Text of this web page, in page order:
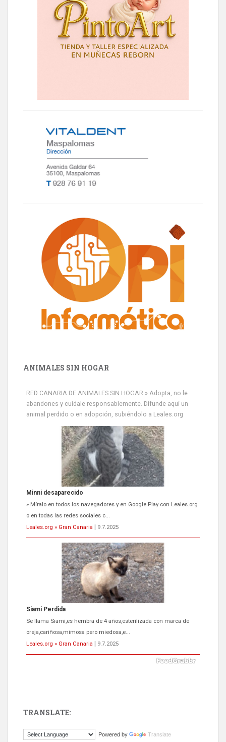
ANIMALES SIN HOGAR
RED CANARIA DE ANIMALES SIN HOGAR » Adopta, no le
abandones y cuídale responsablemente. Difunde aquí un
animal perdido o en adopción, subiéndolo a Leales.org
Minni desaparecido
» Míralo en todos los navegadores y en Google Play con Leales.org
o en todas las redes sociales c...
Leales.org » Gran Canaria
9.7.2025
Siami Perdida
Se llama Siami,es hembra de 4 años,esterilizada con marca de
oreja,cariñosa,mimosa pero miedosa,e...
Leales.org » Gran Canaria
9.7.2025
El ayuntamiento se va a llevar a Los Gatos callejeros de la zona los
TRANSLATE:
Powered by Translate